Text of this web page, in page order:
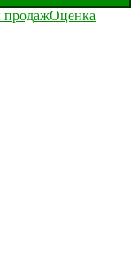
Оценка